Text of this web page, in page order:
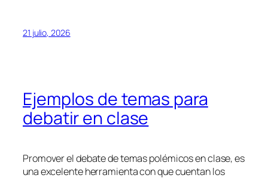
21 julio, 2026
Ejemplos de temas para
debatir en clase
Promover el debate de temas polémicos en clase, es
una excelente herramienta con que cuentan los